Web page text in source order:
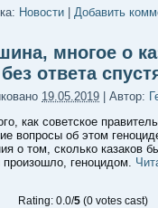
Новости| Добавить
многое о
ответа
19.05.2019 Автор:
как советское
вопросы об этом
о том, сколько казаков
произошло, геноцидом.
Rating: 0.0/5 (0 votes cast)